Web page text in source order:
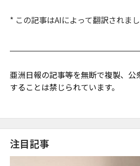
* この記事はAIによって翻訳されまし
亜洲日報の記事等を無断で複製、公
することは禁じられています。
注目記事